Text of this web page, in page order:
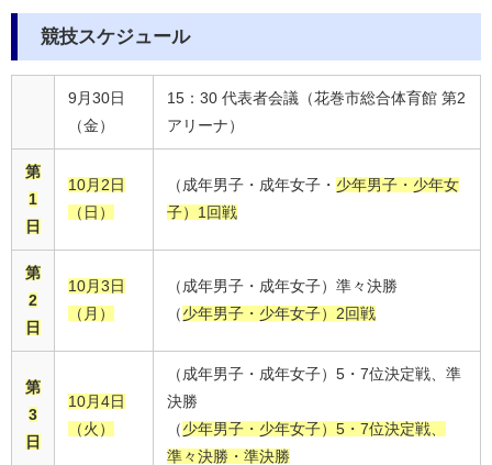
競技スケジュール
9月30日
（金）
15：30 代表者会議（花巻市総合体育館 第2
アリーナ）
第
1
日
10月2日
（日）
（成年男子・成年女子・ 少年男子・少年女
子）1回戦
第
2
日
10月3日
（月）
（成年男子・成年女子）準々決勝
（ 少年男子・少年女子）2回戦
第
3
日
10月4日
（火）
（成年男子・成年女子）5・7位決定戦、準
決勝
（ 少年男子・少年女子）5・7位決定戦、
準々決勝・準決勝